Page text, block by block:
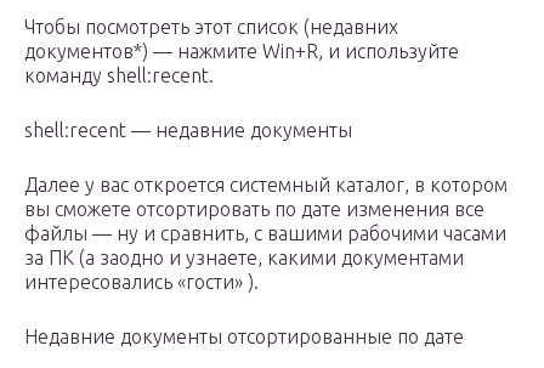
Чтобы посмотреть этот список (недавних
документов*) — нажмите Win+R, и используйте
команду shell:recent.
shell:recent — недавние документы
Далее у вас откроется системный каталог, в котором
вы сможете отсортировать по дате изменения все
файлы — ну и сравнить, с вашими рабочими часами
за ПК (а заодно и узнаете, какими документами
интересовались «гости» ).
Недавние документы отсортированные по дате